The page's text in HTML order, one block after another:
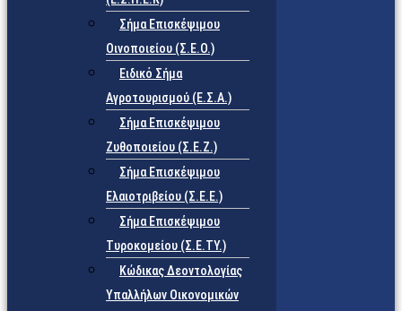
Σήμα Επισκέψιμου
Οινοποιείου (Σ.Ε.Ο.)
Ειδικό Σήμα
Αγροτουρισμού (Ε.Σ.Α.)
Σήμα Επισκέψιμου
Ζυθοποιείου (Σ.Ε.Ζ.)
Σήμα Επισκέψιμου
Ελαιοτριβείου (Σ.Ε.Ε.)
Σήμα Επισκέψιμου
Τυροκομείου (Σ.Ε.TY.)
Κώδικας Δεοντολογίας
Υπαλλήλων Οικονομικών